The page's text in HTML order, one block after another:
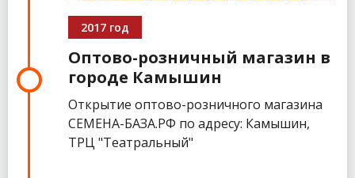
2017 год
Оптово-розничный магазин в
городе Камышин
Открытие оптово-розничного магазина
СЕМЕНА-БАЗА.РФ по адресу: Камышин,
ТРЦ "Театральный"